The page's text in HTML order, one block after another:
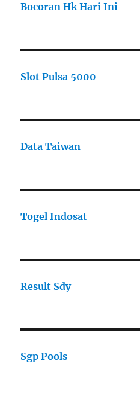
Bocoran Hk Hari Ini
Slot Pulsa 5000
Data Taiwan
Togel Indosat
Result Sdy
Sgp Pools